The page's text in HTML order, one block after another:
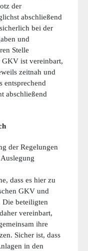
der
abschließend
bei der
und
Stelle
ist vereinbart,
zeitnah und
entsprechend
abschließend
der Regelungen
dass es hier zu
GKV und
Die beteiligten
vereinbart,
ihre
Sicher ist, dass
in den